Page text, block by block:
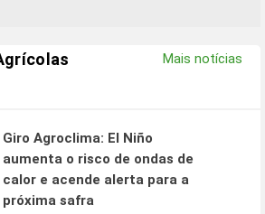
Mais notícias
Giro Agroclima: El Niño
aumenta o risco de ondas de
calor e acende alerta para a
próxima safra